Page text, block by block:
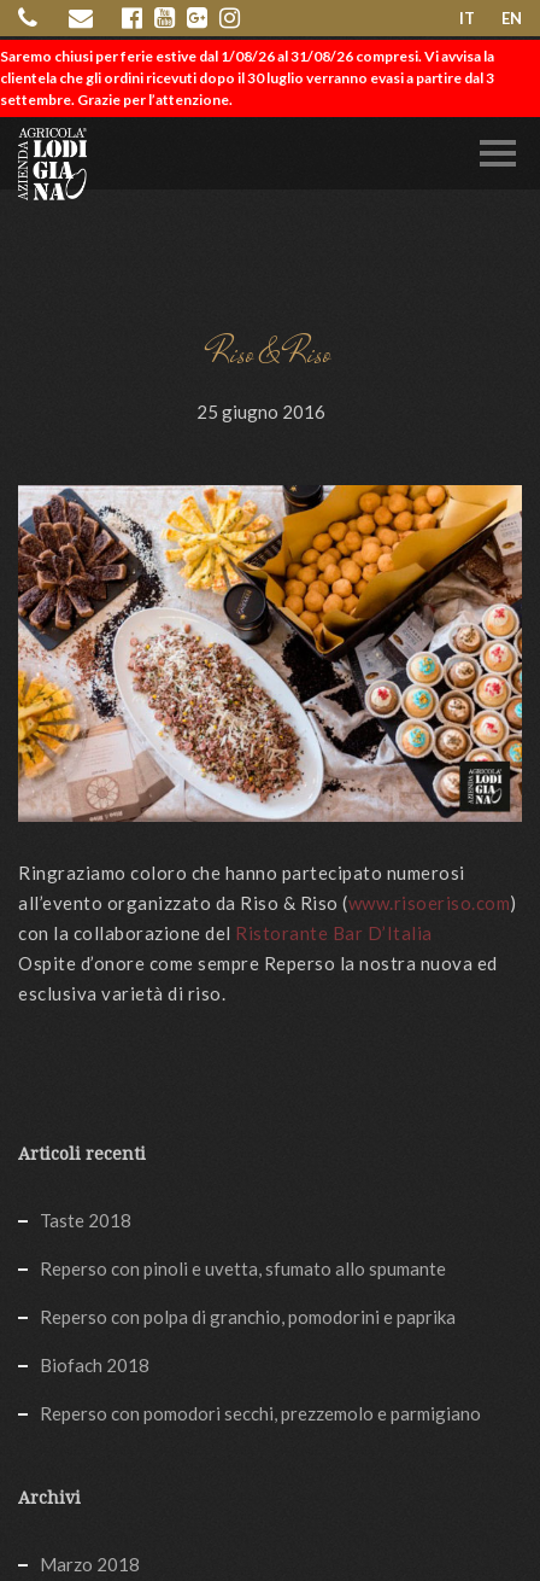
IT EN
Saremo chiusi per ferie estive dal 1/08/26 al 31/08/26 compresi. Vi avvisa la
clientela che gli ordini ricevuti dopo il 30 luglio verranno evasi a partire dal 3
settembre. Grazie per l’attenzione.
Riso & Riso
25 giugno 2016
Ringraziamo coloro che hanno partecipato numerosi
all’evento organizzato da Riso & Riso (www.risoeriso.com)
con la collaborazione del Ristorante Bar D’Italia
Ospite d’onore come sempre Reperso la nostra nuova ed
esclusiva varietà di riso.
Articoli recenti
Taste 2018
Reperso con pinoli e uvetta, sfumato allo spumante
Reperso con polpa di granchio, pomodorini e paprika
Biofach 2018
Reperso con pomodori secchi, prezzemolo e parmigiano
Archivi
Marzo 2018